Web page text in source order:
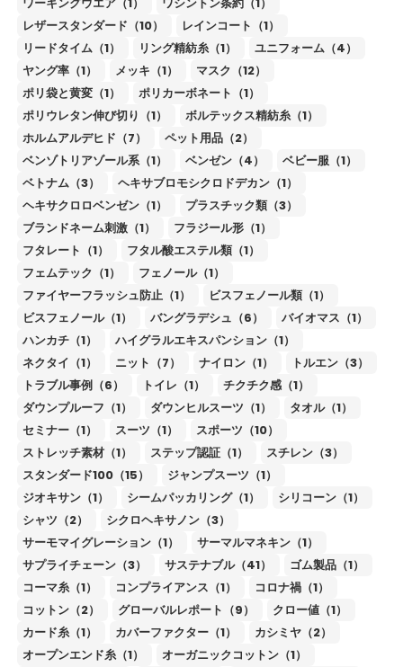
レザースタンダード（10）
レインコート（1）
リードタイム（1）
リング精紡糸（1）
ユニフォーム（4）
ヤング率（1）
メッキ（1）
マスク（12）
ポリ袋と黄変（1）
ポリカーボネート（1）
ポリウレタン伸び切り（1）
ボルテックス精紡糸（1）
ホルムアルデヒド（7）
ペット用品（2）
ベンゾトリアゾール系（1）
ベンゼン（4）
ベビー服（1）
ベトナム（3）
ヘキサブロモシクロドデカン（1）
ヘキサクロロベンゼン（1）
プラスチック類（3）
ブランドネーム刺激（1）
フラジール形（1）
フタレート（1）
フタル酸エステル類（1）
フェムテック（1）
フェノール（1）
ファイヤーフラッシュ防止（1）
ビスフェノール類（1）
ビスフェノール（1）
バングラデシュ（6）
バイオマス（1）
ハンカチ（1）
ハイグラルエキスパンション（1）
ネクタイ（1）
ニット（7） ナイロン（1）
トルエン（3）
トラブル事例（6）
トイレ（1）
チクチク感（1）
ダウンプルーフ（1）
ダウンヒルスーツ（1）
タオル（1）
セミナー（1）
スーツ（1）
スポーツ（10）
ストレッチ素材（1）
ステップ認証（1）
スチレン（3）
スタンダード100（15）
ジャンプスーツ（1）
ジオキサン（1）
シームパッカリング（1）
シリコーン（1）
シャツ（2）
シクロヘキサノン（3）
サーモマイグレーション（1）
サーマルマネキン（1）
サプライチェーン（3）
サステナブル（41）
ゴム製品（1）
コーマ糸（1）
コンプライアンス（1）
コロナ禍（1）
コットン（2）
グローバルレポート（9）
クロー値（1）
カード糸（1）
カバーファクター（1）
カシミヤ（2）
オープンエンド糸（1）
オーガニックコットン（1）